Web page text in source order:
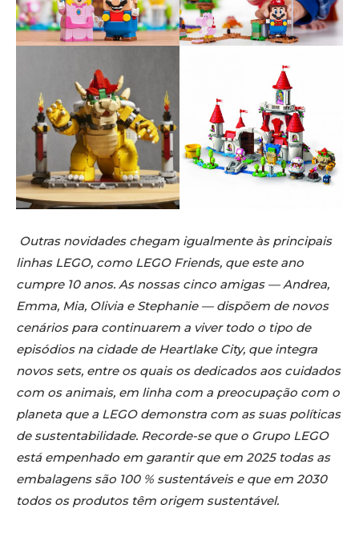
Outras novidades chegam igualmente às principais
linhas LEGO, como LEGO Friends, que este ano
cumpre 10 anos. As nossas cinco amigas — Andrea,
Emma, Mia, Olivia e Stephanie — dispõem de novos
cenários para continuarem a viver todo o tipo de
episódios na cidade de Heartlake City, que integra
novos sets, entre os quais os dedicados aos cuidados
com os animais, em linha com a preocupação com o
planeta que a LEGO demonstra com as suas políticas
de sustentabilidade. Recorde-se que o Grupo LEGO
está empenhado em garantir que em 2025 todas as
embalagens são 100 % sustentáveis e que em 2030
todos os produtos têm origem sustentável.